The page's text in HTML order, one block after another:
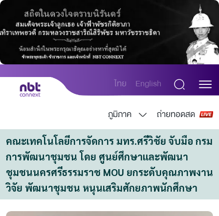
ไทย English
ภูมิภาค ถ่ายทอดสด
คณะเทคโนโลยีการจัดการ มทร.ศรีวิชัย จับมือ กรม
การพัฒนาชุมชน โดย ศูนย์ศึกษาและพัฒนา
ชุมชนนครศรีธรรมราช MOU ยกระดับคุณภาพงาน
วิจัย พัฒนาชุมชน หนุนเสริมศักยภาพนักศึกษา